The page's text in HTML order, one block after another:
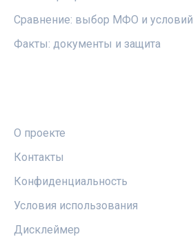
Сравнение: выбор МФО и условий
Факты: документы и защита
О проекте
Контакты
Конфиденциальность
Условия использования
Дисклеймер